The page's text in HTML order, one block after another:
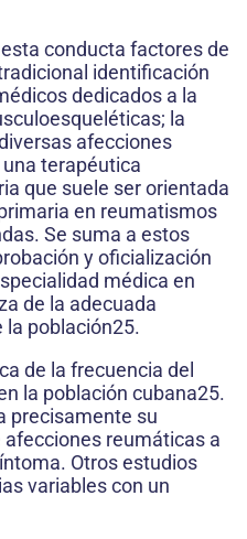
conducta factores de
identificación
dedicados a la
la
afecciones
terapéutica
que suele ser orientada
en reumatismos
Se suma a estos
y oficialización
médica en
de la adecuada
población25.
de la frecuencia del
la población cubana25.
precisamente su
reumáticas a
Otros estudios
variables con un